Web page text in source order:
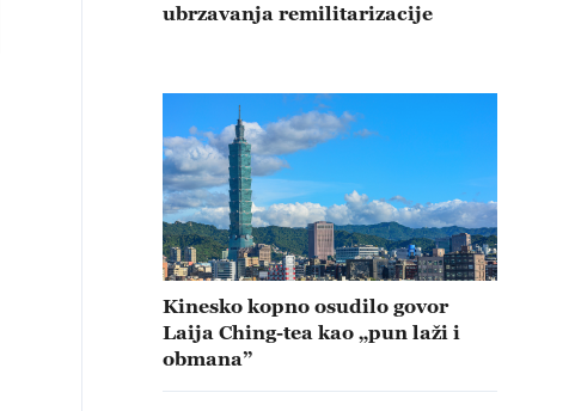
ubrzavanja remilitarizacije
Kinesko kopno osudilo govor
Laija Ching-tea kao „pun laži i
obmana”